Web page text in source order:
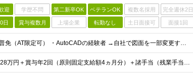
迎 学歴不問 第二新卒OK ベテランOK 複数名採用 完全週休2日
日 賞与複数月 上場企業 転勤なし 土日面接可 面接1回
【応募資格】 ・高卒以上・要普免（AT限定可） ・AutoCADの経験者 →自社で図面を一部変更する場合があるため。設計分野は不問です。 ・施工図面が読めること 【歓迎する経験】 ◎AutoCADの
【施工品質管理】 月給25万～28万円＋賞与年2回（原則固定支給額4ヵ月分）＋諸手当（残業手当全額など） ※経験・能力・前職給与を考慮して優遇します。 ※残業代は別途全額支給します。 ※試用期間は6